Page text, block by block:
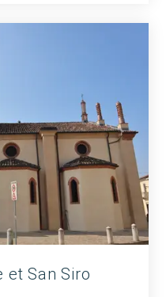
et San Siro